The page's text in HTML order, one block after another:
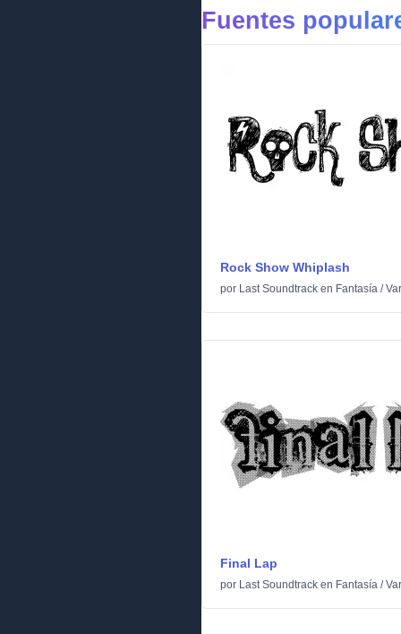
Fuentes
Rock Show Whiplash
por Last Soundtrack en Fantasía /
Final Lap
por Last Soundtrack en Fantasía /